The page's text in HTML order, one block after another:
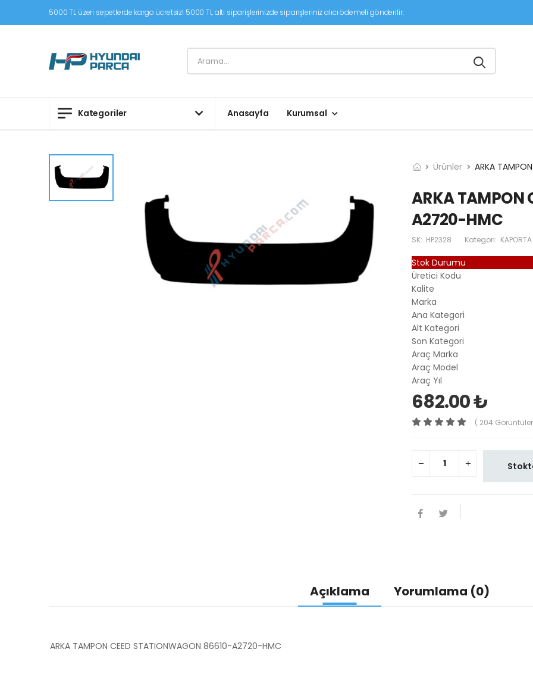
5000 TL üzeri sepetlerde kargo ücretsiz! 5000 TL altı siparişlerinizde siparişleriniz alıcı ödemeli gönderilir.
Kategoriler Anasayfa Kurumsal
Ürünler ARKA
ARKA TAMPON
A2720-HMC
SK: HP2328 Kategori:
Stok Durumu
Üretici Kodu
Kalite
Marka
Ana Kategori
Alt Kategori
Son Kategori
Araç Marka
Araç Model
Araç Yıl
682.00 ₺
( 204
Açıklama Yorumlama (0)
ARKA TAMPON CEED STATIONWAGON 86610-A2720-HMC